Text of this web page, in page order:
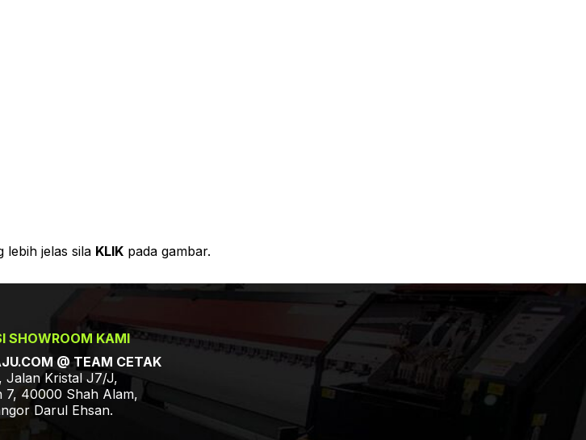
lebih jelas sila KLIK pada gambar.
SHOWROOM KAMI
@ TEAM CETAK
Jalan Kristal J7/J,
7, 40000 Shah Alam,
Darul Ehsan.